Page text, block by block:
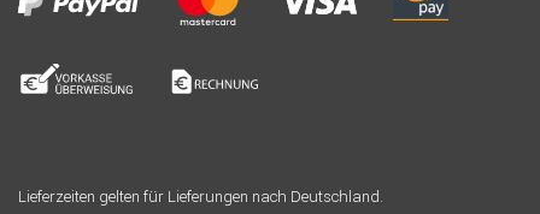
Lieferzeiten gelten für Lieferungen nach Deutschland.